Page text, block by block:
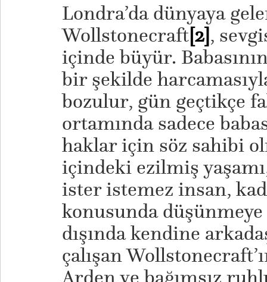
Londra’da dünyaya
Wollstonecraft[2],
içinde büyür.
bir şekilde
bozulur, gün geçtikçe
ortamında sadece
haklar için söz sahibi
içindeki ezilmiş
ister istemez insan,
konusunda
dışında kendine
çalışan